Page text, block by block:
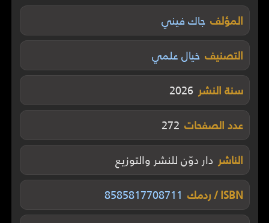
المؤلف جاك فيني
التصنيف خيال علمي
سنة النشر 2026
عدد الصفحات 272
الناشر دار دوّن للنشر والتوزيع
ISBN / ردمك
8585817708711